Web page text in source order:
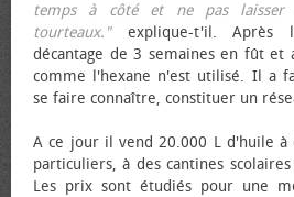
temps à côté et ne pas laisser
tourteaux."explique-t'il. Après
décantage de 3 semaines en fût et
comme l'hexane n'est utilisé. Il a
se faire connaître, constituer un
A ce jour il vend 20.000 L d'huile à
particuliers, à des cantines
Les prix sont étudiés pour une